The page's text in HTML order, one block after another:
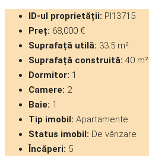
ID-ul proprietății: PI13715
Preț: 68,000 €
Suprafață utilă: 33.5 m²
Suprafață construită: 40 m²
Dormitor: 1
Camere: 2
Baie: 1
Tip imobil: Apartamente
Status imobil: De vânzare
Încăperi: 5